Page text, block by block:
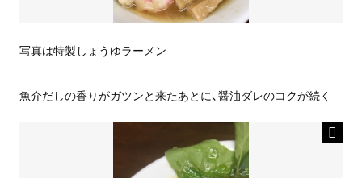
写真は特製しょうゆラーメン
魚介だしの香りがガツンと来たあとに、醤油ダレのコクが続く